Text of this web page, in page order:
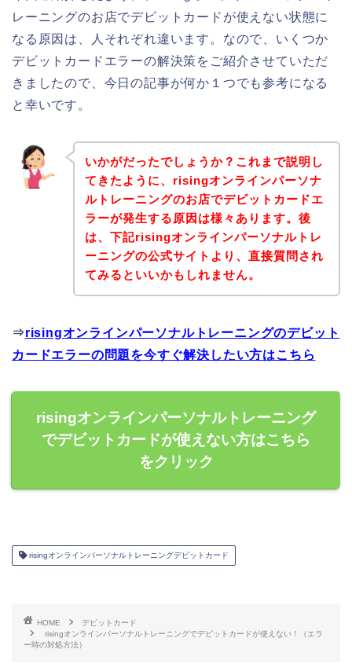
レーニングのお店でデビットカードが使えない状態に
なる原因は、人それぞれ違います。なので、いくつか
デビットカードエラーの解決策をご紹介させていただ
きましたので、今日の記事が何か１つでも参考になる
と幸いです。
いかがだったでしょうか？これまで説明し
てきたように、risingオンラインパーソナ
ルトレーニングのお店でデビットカードエ
ラーが発生する原因は様々あります。後
は、下記risingオンラインパーソナルトレ
ーニングの公式サイトより、直接質問され
てみるといいかもしれません。
⇒risingオンラインパーソナルトレーニングのデビット
カードエラーの問題を今すぐ解決したい方はこちら
risingオンラインパーソナルトレーニング
でデビットカードが使えない方はこちら
をクリック
risingオンラインパーソナルトレーニングデビットカード
HOME
デビットカード
risingオンラインパーソナルトレーニングでデビットカードが使えない！（エラ
ー時の対処方法）